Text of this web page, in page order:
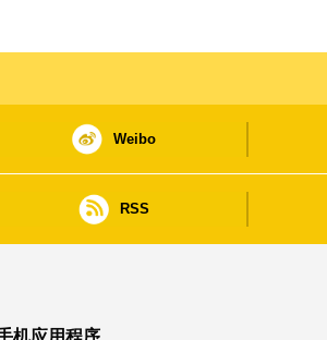
Weibo
RSS
机应用程序